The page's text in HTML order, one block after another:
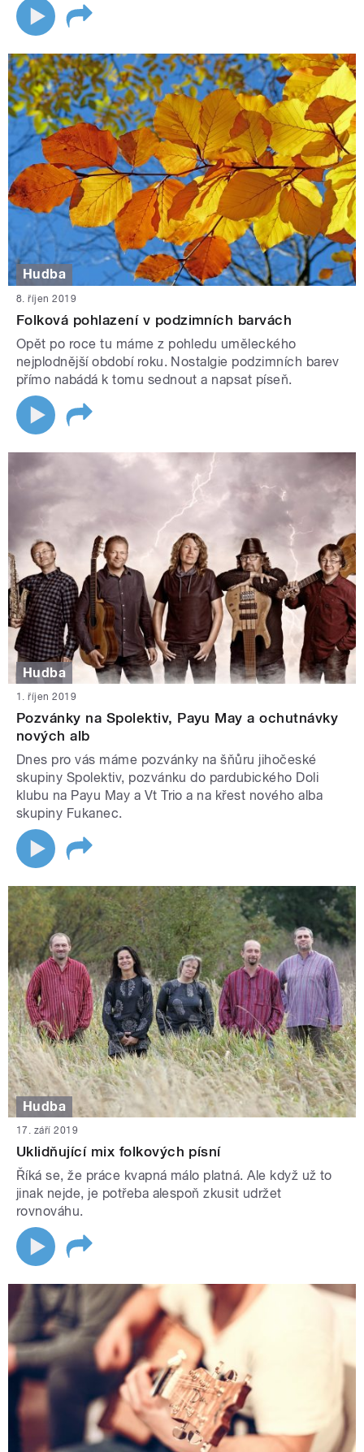
Hudba
8. říjen 2019
Folková pohlazení v podzimních barvách
Opět po roce tu máme z pohledu uměleckého
nejplodnější období roku. Nostalgie podzimních barev
přímo nabádá k tomu sednout a napsat píseň.
Hudba
1. říjen 2019
Pozvánky na Spolektiv, Payu May a ochutnávky
nových alb
Dnes pro vás máme pozvánky na šňůru jihočeské
skupiny Spolektiv, pozvánku do pardubického Doli
klubu na Payu May a Vt Trio a na křest nového alba
skupiny Fukanec.
Hudba
17. září 2019
Uklidňující mix folkových písní
Říká se, že práce kvapná málo platná. Ale když už to
jinak nejde, je potřeba alespoň zkusit udržet
rovnováhu.